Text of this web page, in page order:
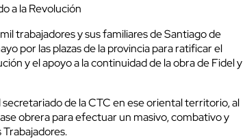
a la Revolución
trabajadores y sus familiares de Santiago de
por las plazas de la provincia para ratificar el
y el apoyo a la continuidad de la obra de Fidel y
de la CTC en ese oriental territorio, al
obrera para efectuar un masivo, combativo y